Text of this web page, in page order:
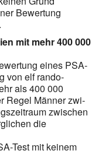
Bewertung
mit mehr 400 000
eines PSA-
von elf rando­
als 400 000
Regel Männer zwi­
zwischen
die
Test mit keinem